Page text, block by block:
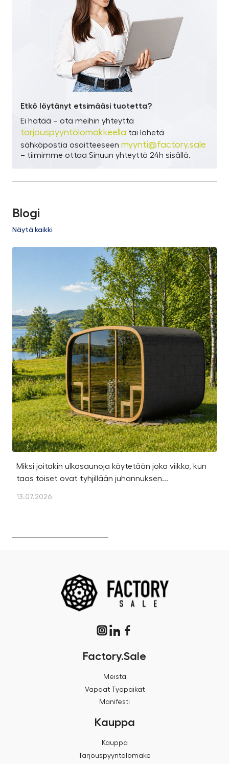
Etkö löytänyt etsimääsi tuotetta?
Ei hätää – ota meihin yhteyttä
tarjouspyyntölomakkeella tai lähetä
sähköpostia osoitteeseen myynti@factory.sale
– tiimimme ottaa Sinuun yhteyttä 24h sisällä.
Blogi
Näytä kaikki
Miksi joitakin ulkosaunoja käytetään joka viikko, kun
taas toiset ovat tyhjillään juhannuksen...
13.07.2026
Factory.Sale
Meistä
Vapaat Työpaikat
Manifesti
Kauppa
Kauppa
Tarjouspyyntölomake